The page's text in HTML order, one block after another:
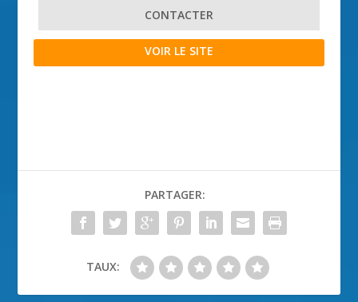
CONTACTER
VOIR LE SITE
PARTAGER:
TAUX: